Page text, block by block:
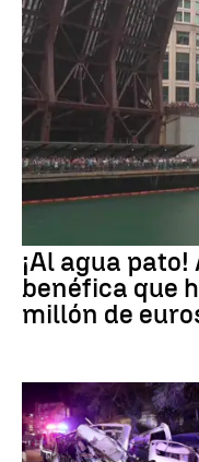
¡Al agua
benéfica que
millón de